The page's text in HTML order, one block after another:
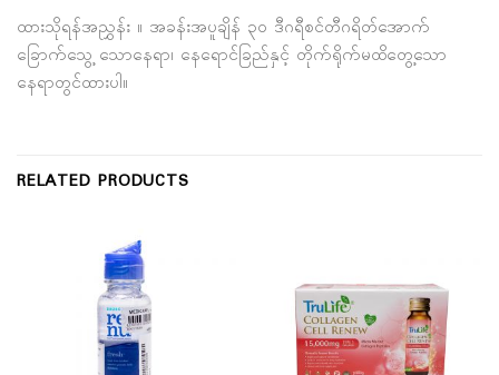
ထားသိုရန်အညွှန်း ။ အခန်းအပူချိန် ၃၀ ဒီဂရီစင်တီဂရိတ်အောက်
ခြောက်သွေ့ သောနေရာ၊ နေရောင်ခြည်နှင့် တိုက်ရိုက်မထိတွေ့သော
နေရာတွင်ထားပါ။
RELATED PRODUCTS